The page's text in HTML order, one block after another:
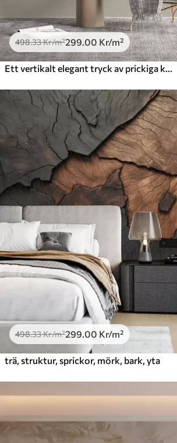
498.33Kr/m²299 .00 Kr/m²
498.33Kr/m²299 .00 Kr/m²
trä, struktur, sprickor, mörk, bark, yta